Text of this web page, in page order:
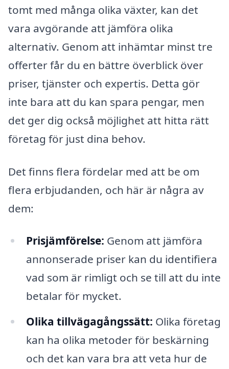
tomt med många olika växter, kan det
vara avgörande att jämföra olika
alternativ. Genom att inhämtar minst tre
offerter får du en bättre överblick över
priser, tjänster och expertis. Detta gör
inte bara att du kan spara pengar, men
det ger dig också möjlighet att hitta rätt
företag för just dina behov.
Det finns flera fördelar med att be om
flera erbjudanden, och här är några av
dem:
Prisjämförelse: Genom att jämföra
annonserade priser kan du identifiera
vad som är rimligt och se till att du inte
betalar för mycket.
Olika tillvägagångssätt: Olika företag
kan ha olika metoder för beskärning
och det kan vara bra att veta hur de